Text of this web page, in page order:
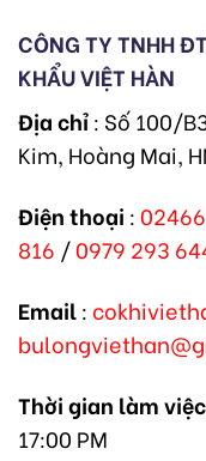
CÔNG TY TNHH
KHẨU VIỆT HÀN
Địa chỉ: Số 100/
Kim, Hoàng Mai,
Điện thoại :
816 /0979 293
Email:
Thời gian làm việc
17:00 PM